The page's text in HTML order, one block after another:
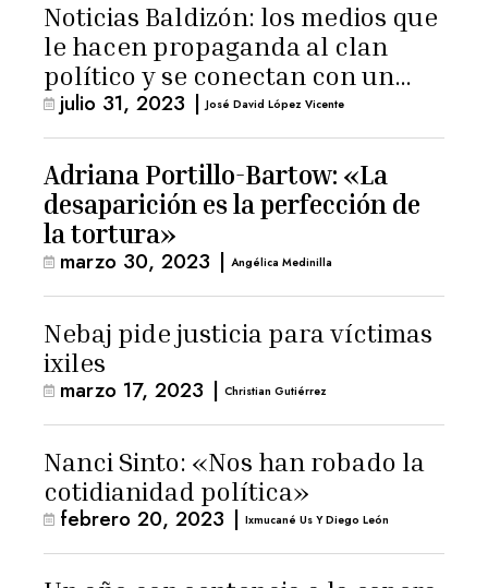
Noticias Baldizón: los medios que
le hacen propaganda al clan
político y se conectan con un
hombre de confianza de
Giammattei
julio 31, 2023 | José David López Vicente
Adriana Portillo-Bartow: «La
desaparición es la perfección de
la tortura»
marzo 30, 2023 | Angélica Medinilla
Nebaj pide justicia para víctimas
ixiles
marzo 17, 2023 | Christian Gutiérrez
Nanci Sinto: «Nos han robado la
cotidianidad política»
febrero 20, 2023 | Ixmucané Us Y Diego León